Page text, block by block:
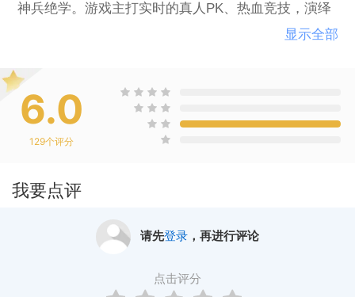
神兵绝学。游戏主打实时的真人PK、热血竞技，演绎
显示全部
6.0
129个评分
我要点评
请先登录，再进行评论
点击评分